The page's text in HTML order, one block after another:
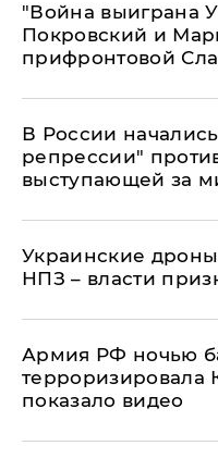
"Война выиграна
Покровский и
прифронтовой
В России
репрессии"
выступающей за
Украинские
НПЗ – власти
Армия РФ ночью
терроризировала
показало видео